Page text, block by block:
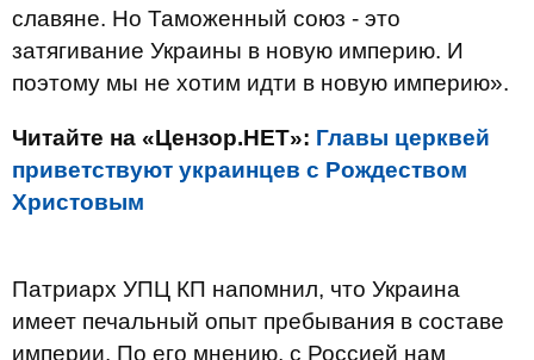
славяне. Но Таможенный союз - это
затягивание Украины в новую империю. И
поэтому мы не хотим идти в новую империю».
Читайте на «Цензор.НЕТ»: Главы церквей
приветствуют украинцев с Рождеством
Христовым
Патриарх УПЦ КП напомнил, что Украина
имеет печальный опыт пребывания в составе
империи. По его мнению, с Россией нам